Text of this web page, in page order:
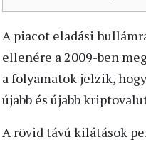
A piacot eladási
ellenére a 2009-ben
a folyamatok jelzik,
újabb és újabb
A rövid távú kilátások